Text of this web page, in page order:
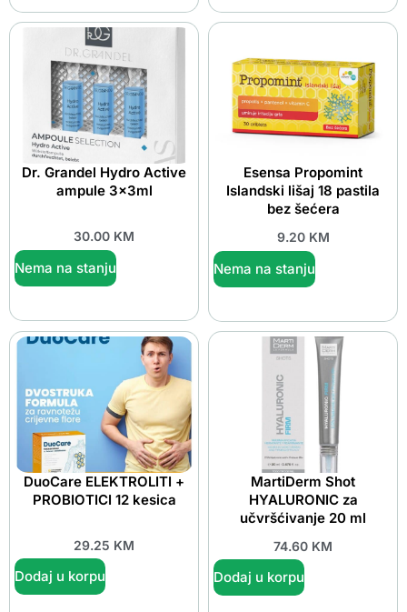
Dr. Grandel Hydro Active
ampule 3x3ml
30.00 KM
Nema na stanju
Esensa Propomint
Islandski lišaj 18 pastila
bez šećera
9.20 KM
Nema na stanju
DuoCare ELEKTROLITI +
PROBIOTICI 12 kesica
29.25 KM
Dodaj u korpu
MartiDerm Shot
HYALURONIC za
učvršćivanje 20 ml
74.60 KM
Dodaj u korpu